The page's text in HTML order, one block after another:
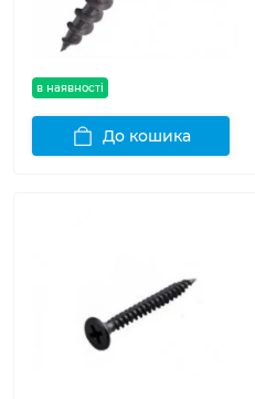
в наявності
До кошика